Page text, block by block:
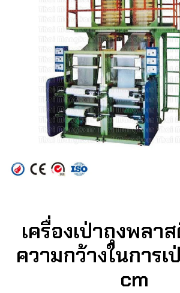
เครื่องเป่าถุงพลา
ความกว้างในการเ
cm